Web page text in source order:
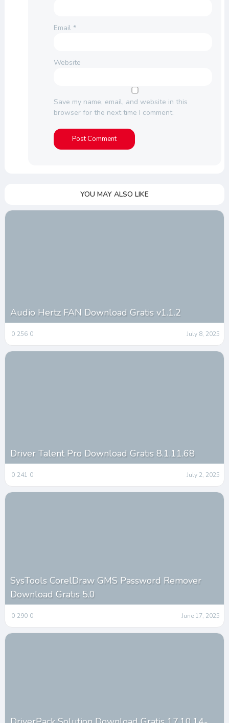
Email *
Website
Save my name, email, and website in this
browser for the next time I comment.
YOU MAY ALSO LIKE
Audio Hertz FAN Download Gratis v1.1.2
0 256 0 July 8, 2025
Driver Talent Pro Download Gratis 8.1.11.68
0 241 0 July 2, 2025
SysTools CorelDraw GMS Password Remover
Download Gratis 5.0
0 290 0 June 17, 2025